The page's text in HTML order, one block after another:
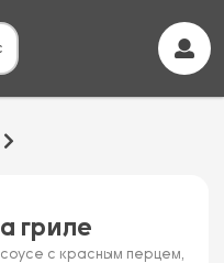
гриле
с красным перцем,